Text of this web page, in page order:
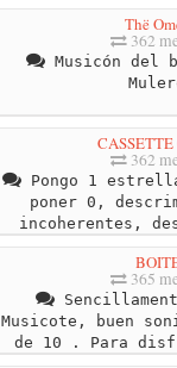
Thë
362
Musicón del
362
Pongo 1
poner 0,
incoherentes,
365
Musicote, buen
de 10 . Para